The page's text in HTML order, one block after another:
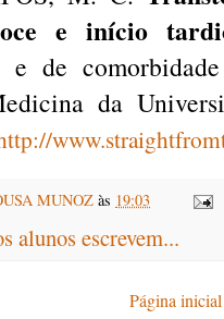
e início
e de
da
MUNOZ às 19:03
alunos escrevem...
Página inicial